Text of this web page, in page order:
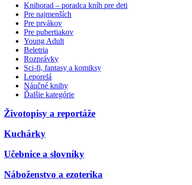
Knihorad – poradca kníh pre deti
Pre najmenších
Pre prvákov
Pre pubertiakov
Young Adult
Beletria
Rozprávky
Sci-fi, fantasy a komiksy
Leporelá
Náučné knihy
Ďalšie kategórie
Životopisy a reportáže
Kuchárky
Učebnice a slovníky
Náboženstvo a ezoterika